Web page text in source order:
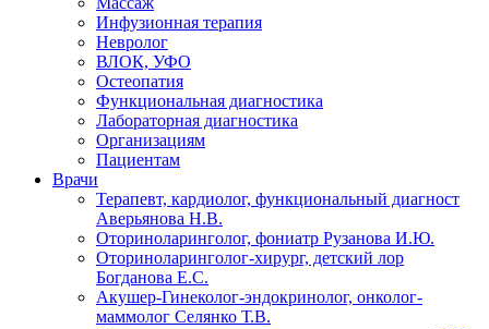
Инфузионная терапия
Невролог
ВЛОК, УФО
Остеопатия
Функциональная диагностика
Лабораторная диагностика
Организациям
Пациентам
Врачи
Терапевт, кардиолог, функциональный диагност
Аверьянова Н.В.
Оториноларинголог, фониатр Рузанова И.Ю.
Оториноларинголог-хирург, детский лор
Богданова Е.С.
Акушер-Гинеколог-эндокринолог, онколог-
маммолог Селянко Т.В.